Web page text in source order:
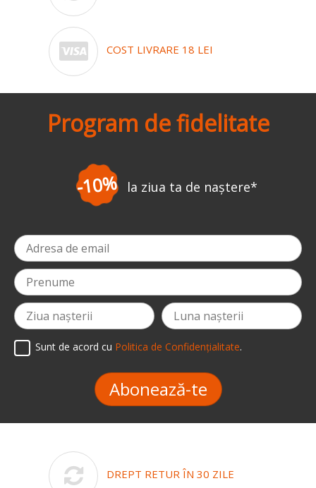
COST LIVRARE 18 LEI
Program de fidelitate
-10% la ziua ta de naștere*
Sunt de acord cu Politica de Confidențialitate.
Abonează-te
DREPT RETUR ÎN 30 ZILE